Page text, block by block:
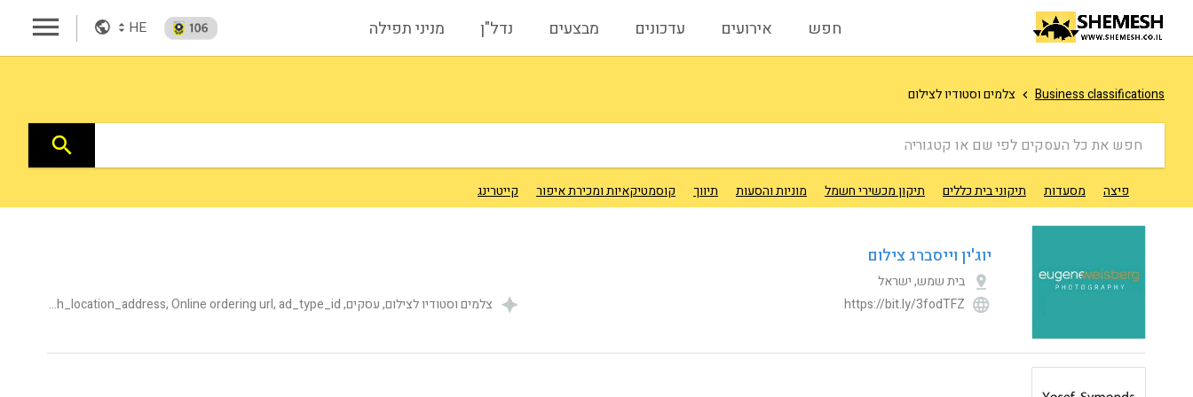
חפש אירועים עדכונים מבצעים נדל"ן מניני תפילה HE
arrow_drop_up
arrow_drop_down
menu
Business classifications צלמים וסטודיו לצילום
חפש את כל העסקים לפי שם או קטגוריה search
פיצה מסעדות תיקוני בית כללים תיקון מכשירי חשמל מוניות והסעות תיווך קוסמטיקאיות ומכירת איפור קייטרינג
יוג'ין וייסברג צילום
בית שמש, ישראל
https://bit.ly/3fodTFZ
צלמים וסטודיו לצילום, עסקים, Category, publishing_status, shemesh_location_address, Online ordering url, ad_type_id